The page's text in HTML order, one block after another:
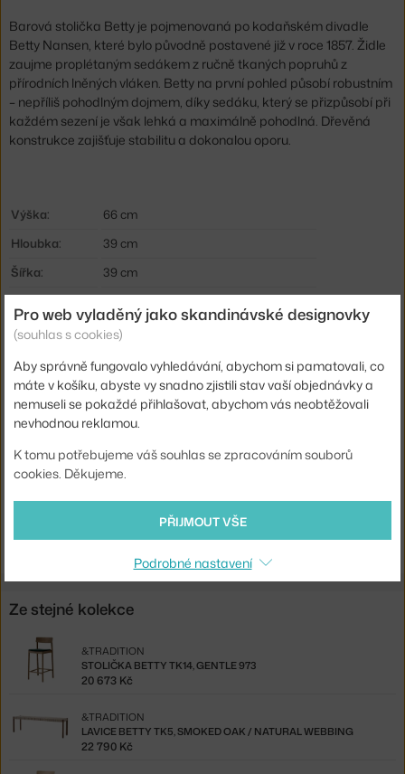
Barová stolička Betty je pojmenovaná po kodaňském divadle
Betty Nansen, které bylo původně postavené již v roce 1857. Židle
zaujme proplétaným sedákem z ručně tkaných popruhů z
přírodních lněných vláken. Betty na první pohled působí robustním
– nepříliš pohodlným dojmem, díky sedáku, který se přizpůsobí při
každém sezení je však lehká a maximálně pohodlná. Dřevěná
konstrukce zajišťuje stabilitu a dokonalou oporu.
Výška:
66 cm
Hloubka:
39 cm
Šířka:
39 cm
Výška stoličky: nízká barovka (výška sezení ca 65 cm)
Barva:
Materiál:
dýha, přírodní lněné vlákno, dřevo
Podnož:
dřevo
Kód produktu
AND-134377A017
EAN
5705385022535
Ste zo Slovenska? Prejdite naBetty TK7, black/natural webbing
Shopping from the EU? Switch toBetty TK7, black/natural
Ze stejné kolekce
STOLIČKA BETTY TK14, GENTLE 973
&TRADITION
20 673 Kč
LAVICE BETTY TK5, SMOKED OAK / NATURAL WEBBING
&TRADITION
22 790 Kč
Pro web vyladěný jako skandinávské designovky
(souhlas s cookies)
Aby správně fungovalo vyhledávání, abychom si pamatovali, co
máte v košíku, abyste vy snadno zjistili stav vaší objednávky a
nemuseli se pokaždé přihlašovat, abychom vás neobtěžovali
nevhodnou reklamou.
K tomu potřebujeme váš souhlas se zpracováním souborů
cookies. Děkujeme.
PŘIJMOUT VŠE
Podrobné nastavení